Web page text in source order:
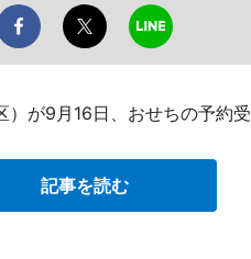
が9月16日、おせちの予約受
記事を読む